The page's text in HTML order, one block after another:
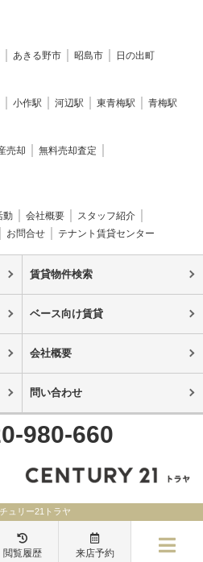
あきる野市 昭島市 日の出町
小作駅 河辺駅 東青梅駅 青梅駅
売却
無料売却査定
動 会社概要
スタッフ紹介
お問合せ テナント賃貸センター
賃貸物件検索
ベース向け賃貸
会社概要
問い合わせ
980-660
ュリー21トラヤ
閲覧履歴 来店予約